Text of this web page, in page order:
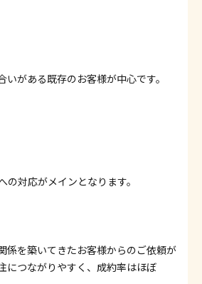
いがある既存のお客様が中心です。
の対応がメインとなります。
係を築いてきたお客様からのご依頼が
につながりやすく、成約率はほぼ